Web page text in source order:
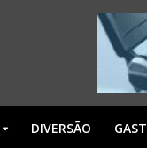
DIVERSÃO